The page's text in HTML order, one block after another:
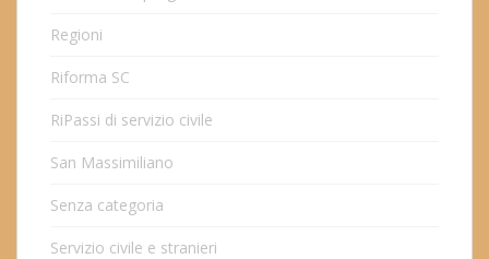
Regioni
Riforma SC
RiPassi di servizio civile
San Massimiliano
Senza categoria
Servizio civile e stranieri